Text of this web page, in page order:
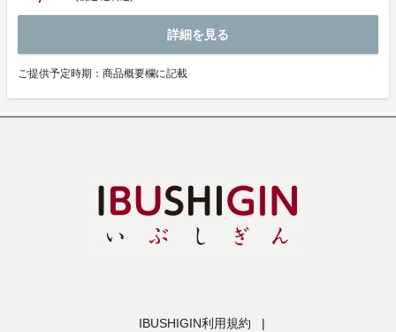
詳細を見る
ご提供予定時期：商品概要欄に記載
IBUSHIGIN利用規約
|